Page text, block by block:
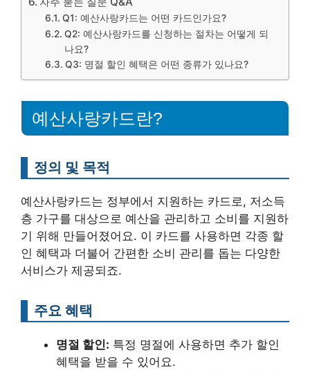
Q1: 예산사랑카드는 어떤 카드인가요?
Q2: 예산사랑카드를 신청하는 절차는 어떻게 되
나요?
Q3: 명절 할인 혜택은 어떤 종류가 있나요?
예산사랑카드란?
정의 및 목적
예산사랑카드는 정부에서 지원하는 카드로, 저소득
층 가구를 대상으로 예산을 관리하고 소비를 지원하
기 위해 만들어졌어요. 이 카드를 사용하면 각종 할
인 혜택과 더불어 간편한 소비 관리를 돕는 다양한
서비스가 제공되죠.
주요 혜택
명절 할인: 특정 명절에 사용하면 추가 할인
혜택을 받을 수 있어요.